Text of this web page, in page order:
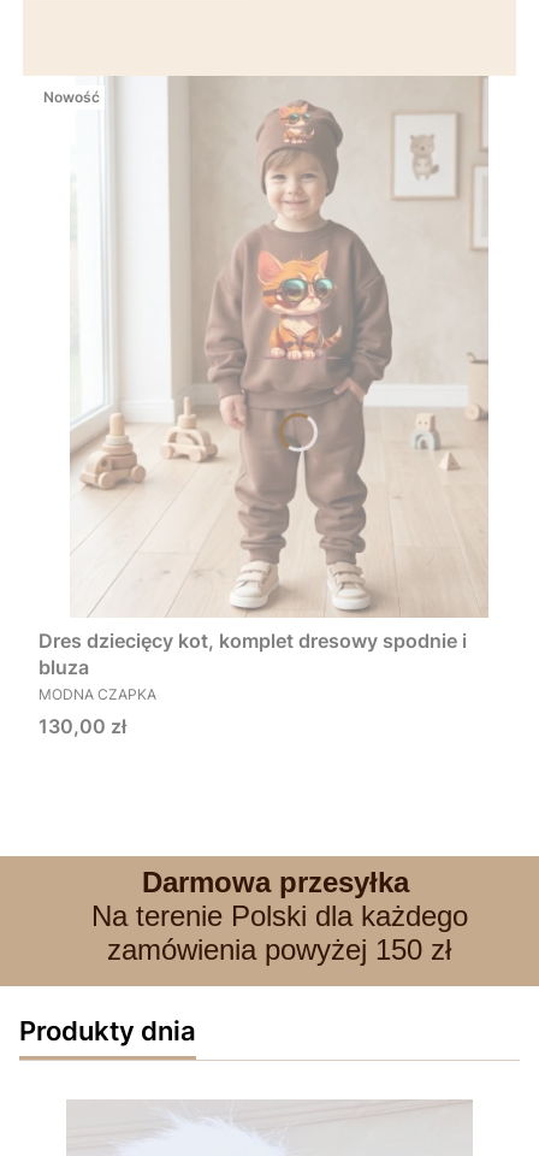
Nowość
Dres dziecięcy kot, komplet dresowy spodnie i
bluza
PRODUCENT
MODNA CZAPKA
Cena
130,00 zł
Darmowa przesyłka
Na terenie Polski dla każdego
zamówienia powyżej 150 zł
Produkty dnia